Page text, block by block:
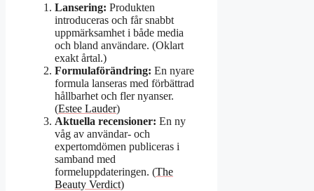
Lansering: Produkten
introduceras och får snabbt
uppmärksamhet i både media
och bland användare. (Oklart
exakt årtal.)
Formulaförändring: En nyare
formula lanseras med förbättrad
hållbarhet och fler nyanser.
(Estee Lauder)
Aktuella recensioner: En ny
våg av användar- och
expertomdömen publiceras i
samband med
formeluppdateringen. (The
Beauty Verdict)